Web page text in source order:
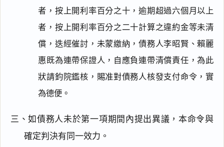
者，按上開利率百分之十，逾期超過六個月以上
者，按上開利率百分之二十計算之違約金等未清
償，迭經催討，未蒙繳納，債務人李昭賢、賴麗
惠既為連帶保證人，自應負連帶清償責任，為此
狀請鈞院鑑核，賜准對債務人核發支付命令，實
為德便。
三、如債務人未於第一項期間內提出異議，本命令與
確定判決有同一效力。